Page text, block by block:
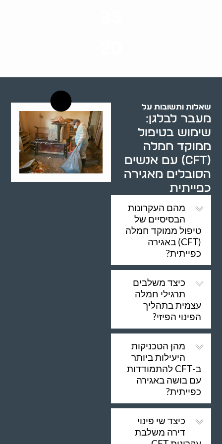
שאלות ותשובות על
מעבר לבלגן:
שימוש בטיפול
ממוקד חמלה
(CFT) עם אנשים
הסובלים מאגירה
כפייתית
מהם העקרונות
הבסיסיים של
טיפול ממוקד חמלה
(CFT) באגירה
כפייתית?
כיצד משלבים
תרגילי חמלה
עצמית בתהליך
הפינוי הפיזי?
מהן הטכניקות
היעילות ביותר
ב-CFT להתמודדות
עם בושה באגירה
כפייתית?
כיצד שי פינוי
דירה משלבת